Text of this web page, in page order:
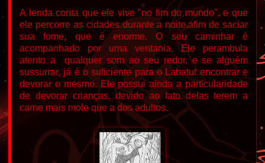
A lenda conta que ele vive "no fim do mundo", e que
ele percorre as cidades durante a noite,afim de saciar
sua fome, que é enorme. O seu caminhar é
acompanhado por uma ventania. Ele perambula
atento a qualquer som ao seu redor, e se alguém
sussurrar, já é o suficiente para o Labatut encontrar e
devorar o mesmo. Ele possui ainda a particularidade
de devorar crianças, devido ao fato delas terem a
carne mais mole que a dos adultos.